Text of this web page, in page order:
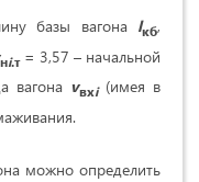
базы вагона lкб,
нi.т= 3,57 – начальной
вагона vвхi(имея в
можно определить